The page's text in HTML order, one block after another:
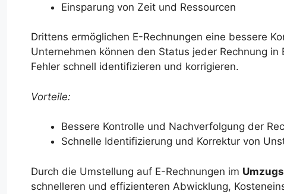
Einsparung von Zeit und Ressourcen
Drittens ermöglichen E-Rechnungen eine bessere
Unternehmen können den Status jeder Rechnung
Fehler schnell identifizieren und korrigieren.
Vorteile:
Bessere Kontrolle und Nachverfolgung der
Schnelle Identifizierung und Korrektur von
Durch die Umstellung auf E-Rechnungen im
schnelleren und effizienteren Abwicklung,